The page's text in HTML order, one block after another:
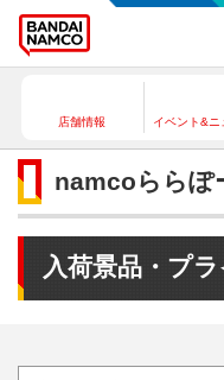
店舗情報 イベント&ニ
namcoららぽ
入荷景品・プ